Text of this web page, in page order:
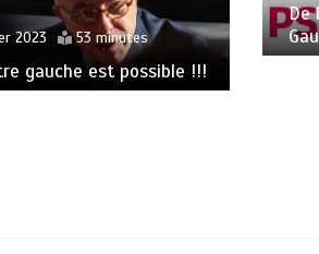
2023 53 minutes
gauche est possible !!!
De